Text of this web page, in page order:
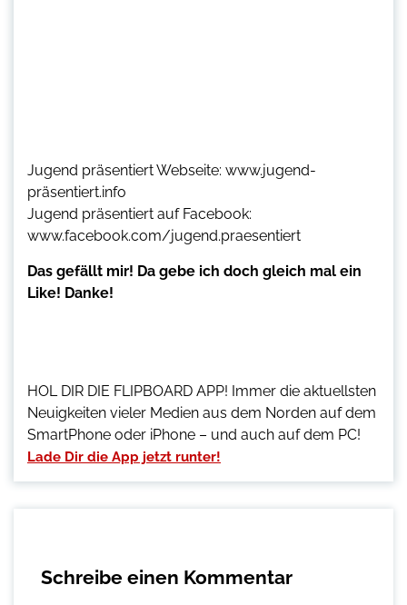
Jugend präsentiert Webseite: www.jugend-
präsentiert.info
Jugend präsentiert auf Facebook:
www.facebook.com/jugend.praesentiert
Das gefällt mir! Da gebe ich doch gleich mal ein
Like! Danke!
HOL DIR DIE FLIPBOARD APP! Immer die aktuellsten
Neuigkeiten vieler Medien aus dem Norden auf dem
SmartPhone oder iPhone – und auch auf dem PC!
Lade Dir die App jetzt runter!
Schreibe einen Kommentar